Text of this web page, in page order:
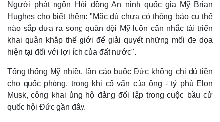
Người phát ngôn Hội đồng An ninh quốc gia Mỹ Brian
Hughes cho biết thêm: "Mặc dù chưa có thông báo cụ thể
nào sắp đưa ra song quân đội Mỹ luôn cân nhắc tái triển
khai quân khắp thế giới để giải quyết những mối đe dọa
hiện tại đối với lợi ích của đất nước".
Tổng thống Mỹ nhiều lần cáo buộc Đức không chi đủ tiền
cho quốc phòng, trong khi cố vấn của ông - tỷ phú Elon
Musk, công khai ủng hộ đảng đối lập trong cuộc bầu cử
quốc hội Đức gần đây.